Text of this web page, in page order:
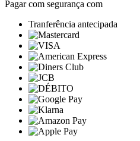
Pagar com segurança com
Tranferência antecipada